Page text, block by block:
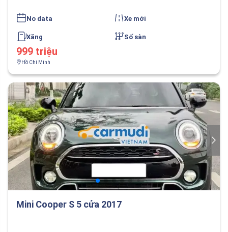
No data Xe mới
Xăng Số sàn
999 triệu
Hồ Chí Minh
Mini Cooper S 5 cửa 2017